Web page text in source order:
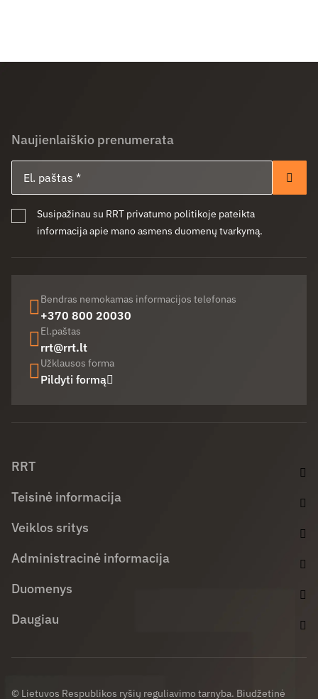
Naujienlaiškio prenumerata
Susipažinau su RRT privatumo politikoje pateikta
informacija apie mano asmens duomenų tvarkymą.
Bendras nemokamas informacijos telefonas
+370 800 20030
El.paštas
rrt@rrt.lt
Užklausos forma
Pildyti formą
RRT
Teisinė informacija
Veiklos sritys
Administracinė informacija
Duomenys
Daugiau
© Lietuvos Respublikos ryšių reguliavimo tarnyba. Biudžetinė